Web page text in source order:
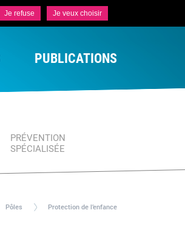
PUBLICATIONS
PRÉVENTION
SPÉCIALISÉE
Pôles Protection de l’enfance
Je refuse Je veux choisir